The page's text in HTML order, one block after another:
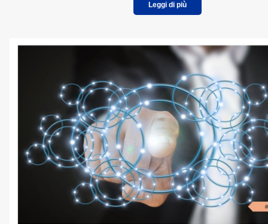
Leggi di più